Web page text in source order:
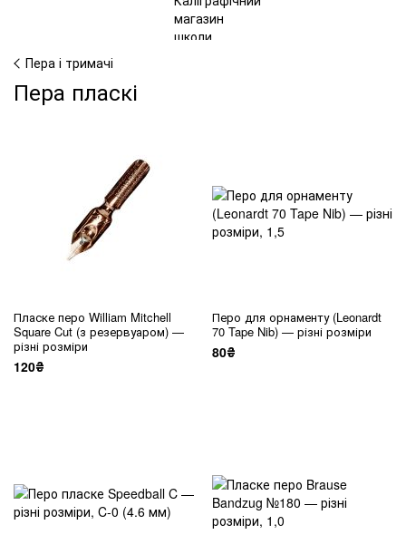
Пера і тримачі
Пера пласкі
Пласке перо William Mitchell
Square Cut (з резервуаром) —
різні розміри
120₴
Перо для орнаменту (Leonardt
70 Tape Nib) — різні розміри
80₴